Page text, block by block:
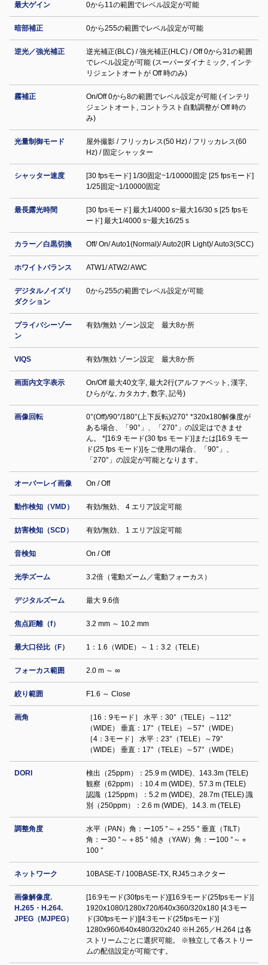
最大ゲイン 0から11の範囲でレベル設定が可能
暗部補正 0から255の範囲でレベル設定が可能
逆光／強光補正
逆光補正(BLC) / 強光補正(HLC) / Off 0から31の範囲
でレベル設定が可能 (スーパーダイナミック, インテ
リジェントオートが Off 時のみ)
霧補正
On/Off 0から8の範囲でレベル設定が可能 (インテリ
ジェントオート, コントラスト自動調整が Off 時の
み)
光量制御モード
屋外撮影 / フリッカレス(50 Hz) / フリッカレス(60
Hz) / 固定シャッター
シャッター速度
[30 fpsモード] 1/30固定~1/10000固定 [25 fpsモード]
1/25固定~1/10000固定
最長露光時間
[30 fpsモード] 最大1/4000 s~最大16/30 s [25 fpsモ
ード] 最大1/4000 s~最大16/25 s
カラー／白黒切換 Off/ On/ Auto1(Normal)/ Auto2(IR Light)/ Auto3(SCC)
ホワイトバランス ATW1/ ATW2/ AWC
デジタルノイズリ
ダクション
0から255の範囲でレベル設定が可能
プライバシーゾー
ン
有効/無効 ゾーン設定 最大8か所
VIQS 有効/無効 ゾーン設定 最⼤8か所
画面内文字表示
On/Off 最大40文字, 最大2行(アルファベット, 漢字,
ひらがな, カタカナ, 数字, 記号)
画像回転
0°(Off)/90°/180°(上下反転)/270° *320x180解像度が
ある場合、「90°」、「270°」の設定はできませ
ん。 *[16:9 モード(30 fps モード)]または[16:9 モー
ド(25 fps モード)]をご使用の場合、「90°」、
「270°」の設定が可能となります。
オーバーレイ画像 On / Off
動作検知（VMD） 有効/無効、 4 エリア設定可能
妨害検知（SCD） 有効/無効、 1 エリア設定可能
音検知 On / Off
光学ズーム 3.2倍（電動ズーム／電動フォーカス）
デジタルズーム 最大 9.6倍
焦点距離（f） 3.2 mm ～ 10.2 mm
最大口径比（F） 1：1.6（WIDE）～ 1：3.2（TELE）
フォーカス範囲 2.0 m ～ ∞
絞り範囲 F1.6 ～ Close
画角
［16：9モード］ 水平：30°（TELE）～112°
（WIDE） 垂直：17°（TELE）～57°（WIDE）
［4：3モード］ 水平：23°（TELE）～79°
（WIDE） 垂直：17°（TELE）～57°（WIDE）
DORI
検出（25ppm）：25.9 m (WIDE)、143.3m (TELE)
観察（62ppm）：10.4 m (WIDE)、57.3 m (TELE)
認識（125ppm）：5.2 m (WIDE)、28.7m (TELE) 識
別（250ppm）：2.6 m (WIDE)、14.3. m (TELE)
調整⾓度
水平（PAN）角：ー105 °～＋255 ° 垂直（TILT）
角：ー30 °～＋85 ° 傾き（YAW）角：ー100 °～＋
100 °
ネットワーク 10BASE-T / 100BASE-TX, RJ45コネクター
画像解像度.
H.265・H.264.
JPEG（MJPEG）
[16:9モード(30fpsモード)][16:9モード(25fpsモード)]
1920x1080/1280x720/640x360/320x180 [4:3モー
ド(30fpsモード)][4:3モード(25fpsモード)]
1280x960/640x480/320x240 ※H.265／H.264 は各
ストリームごとに選択可能。 ※独立して各ストリー
ムの配信設定が可能です。